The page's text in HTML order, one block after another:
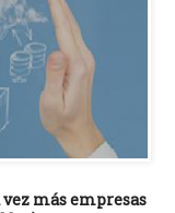
vez más empresas